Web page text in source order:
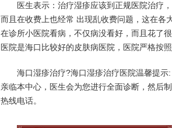
医生表示：治疗湿疹应该到正规医院治疗
而且在收费上也经常 出现乱收费问题，这在各
在诊所小医院看病，不仅病没看好，而且花了
医院是海口比较好的皮肤病医院，医院严格按
海口湿疹治疗?海口湿疹治疗医院温馨提
亲临本中心，医生会为您进行全面诊断，然后
热线电话。